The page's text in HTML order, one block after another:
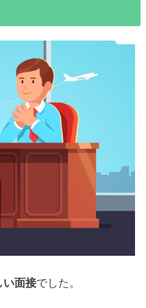
い面接でした。